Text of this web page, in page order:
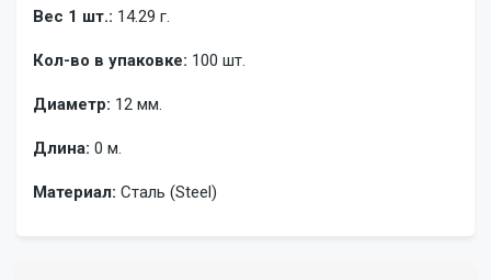
Вес 1 шт.: 14.29 г.
Кол-во в упаковке: 100 шт.
Диаметр: 12 мм.
Длина: 0 м.
Материал: Сталь (Steel)